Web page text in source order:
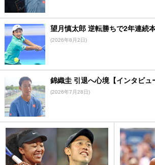
望月慎太郎 逆転勝ちで2年連続
(2026年8月2日)
錦織圭 引退へ心境【インタビュ
(2026年7月28日)